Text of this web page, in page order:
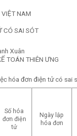
VIỆT NAM
CÓ SAI SÓT
Xuân
TOÁN THIÊN ƯNG
hóa đơn điện tử có sai
Số hóa
đơn điện
tử
Ngày lập
hóa đơn